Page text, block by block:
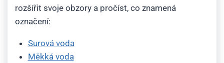
rozšířit svoje obzory a pročíst, co znamená
označení:
Surová voda
Měkká voda